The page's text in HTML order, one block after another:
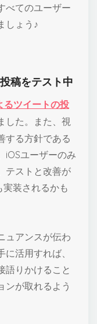
べてのユーザー
しょう♪
稿をテスト中
るツイートの投
した。また、視
する方針である
iOSユーザーのみ
テストと改善が
装されるかも
ュアンスが伝わ
活用すれば、
語りかけること
ンが取れるよう